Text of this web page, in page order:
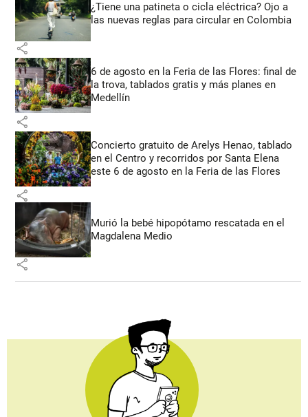
¿Tiene una patineta o cicla eléctrica? Ojo a
las nuevas reglas para circular en Colombia
share
6 de agosto en la Feria de las Flores: final de
la trova, tablados gratis y más planes en
Medellín
share
Concierto gratuito de Arelys Henao, tablado
en el Centro y recorridos por Santa Elena
este 6 de agosto en la Feria de las Flores
share
Murió la bebé hipopótamo rescatada en el
Magdalena Medio
share